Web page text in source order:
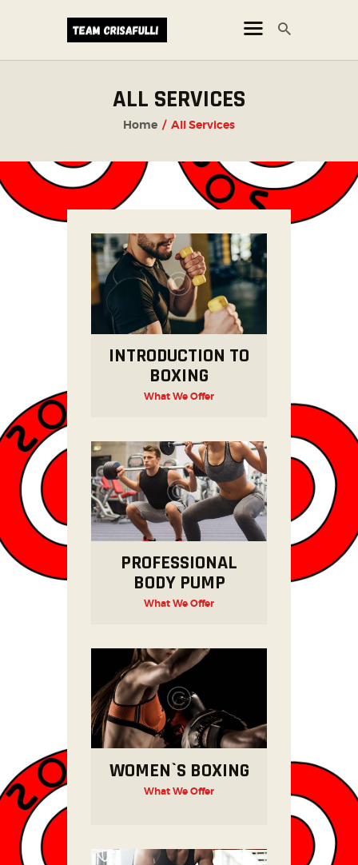
ALL SERVICES
Home All Services
ORARI
INTRODUCTION TO
BOXING
What We Offer
PROFESSIONAL
BODY PUMP
What We Offer
WOMEN`S BOXING
What We Offer